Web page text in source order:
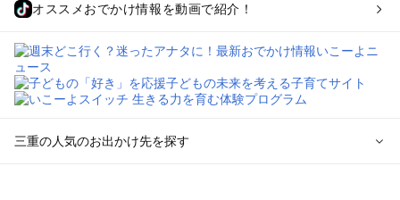
オススメおでかけ情報を動画で紹介！
三重の人気のお出かけ先を探す